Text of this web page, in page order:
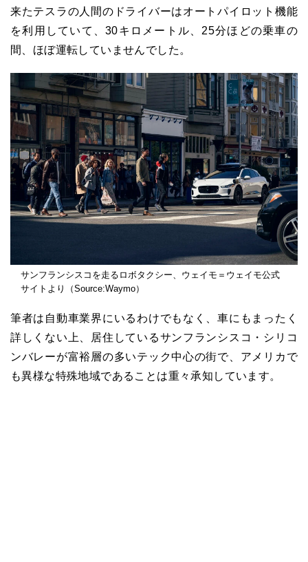
来たテスラの人間のドライバーはオートパイロット機能
を利用していて、30キロメートル、25分ほどの乗車の
間、ほぼ運転していませんでした。
サンフランシスコを走るロボタクシー、ウェイモ＝ウェイモ公式
サイトより（Source:Waymo）
筆者は自動車業界にいるわけでもなく、車にもまったく
詳しくない上、居住しているサンフランシスコ・シリコ
ンバレーが富裕層の多いテック中心の街で、アメリカで
も異様な特殊地域であることは重々承知しています。